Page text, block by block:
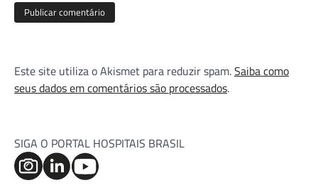
Este site utiliza o Akismet para reduzir spam.Saiba como
seus dados em comentários são processados.
SIGA O PORTAL HOSPITAIS BRASIL